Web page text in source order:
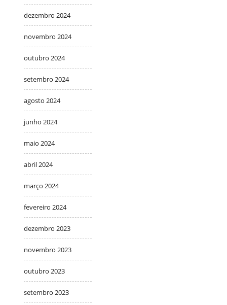
dezembro 2024
novembro 2024
outubro 2024
setembro 2024
agosto 2024
junho 2024
maio 2024
abril 2024
março 2024
fevereiro 2024
dezembro 2023
novembro 2023
outubro 2023
setembro 2023